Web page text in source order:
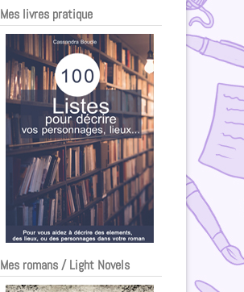
Mes livres pratique
Mes romans / Light Novels